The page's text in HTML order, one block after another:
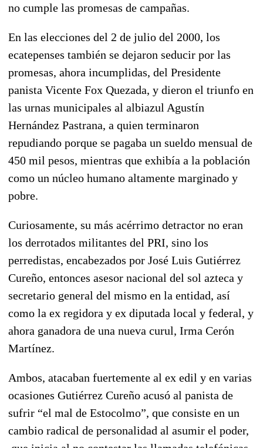
no cumple las promesas de campañas.
En las elecciones del 2 de julio del 2000, los
ecatepenses también se dejaron seducir por las
promesas, ahora incumplidas, del Presidente
panista Vicente Fox Quezada, y dieron el triunfo en
las urnas municipales al albiazul Agustín
Hernández Pastrana, a quien terminaron
repudiando porque se pagaba un sueldo mensual de
450 mil pesos, mientras que exhibía a la población
como un núcleo humano altamente marginado y
pobre.
Curiosamente, su más acérrimo detractor no eran
los derrotados militantes del PRI, sino los
perredistas, encabezados por José Luis Gutiérrez
Cureño, entonces asesor nacional del sol azteca y
secretario general del mismo en la entidad, así
como la ex regidora y ex diputada local y federal, y
ahora ganadora de una nueva curul, Irma Cerón
Martínez.
Ambos, atacaban fuertemente al ex edil y en varias
ocasiones Gutiérrez Cureño acusó al panista de
sufrir “el mal de Estocolmo”, que consiste en un
cambio radical de personalidad al asumir el poder,